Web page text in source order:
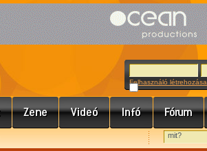
Felhasználó létrehozása